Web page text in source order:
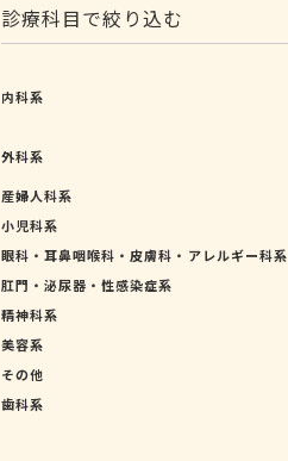
診療科目で絞り込む
内科系
外科系
産婦人科系
小児科系
眼科・耳鼻咽喉科・皮膚科・アレルギー科系
肛門・泌尿器・性感染症系
精神科系
美容系
その他
歯科系